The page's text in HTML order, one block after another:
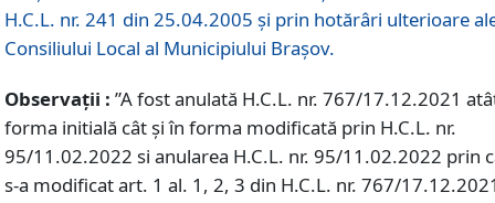
H.C.L. nr. 241 din 25.04.2005 și prin hotărâri ulterioare
Consiliului Local al Municipiului Braşov.
Observații : ”A fost anulată H.C.L. nr. 767/17.12.2021
forma initială cât și în forma modificată prin H.C.L. nr.
95/11.02.2022 si anularea H.C.L. nr. 95/11.02.2022 prin
s-a modificat art. 1 al. 1, 2, 3 din H.C.L. nr. 767/